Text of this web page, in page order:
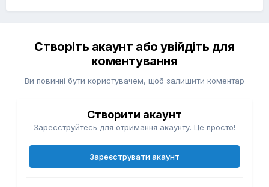
Створіть акаунт або увійдіть для
коментування
Ви повинні бути користувачем, щоб залишити коментар
Створити акаунт
Зареєструйтесь для отримання акаунту. Це просто!
Зареєструвати акаунт